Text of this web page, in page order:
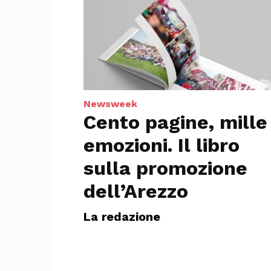
Newsweek
Cento pagine, mille
emozioni. Il libro
sulla promozione
dell’Arezzo
La redazione